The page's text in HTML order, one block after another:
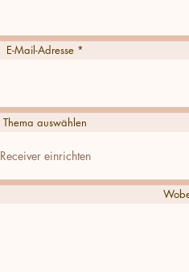
E-Mail-Adresse
Thema auswählen